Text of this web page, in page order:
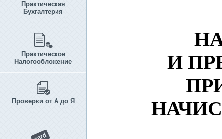
Практическая
Бухгалтерия
Практическое
Налогообложение
Проверки от А до Я
И